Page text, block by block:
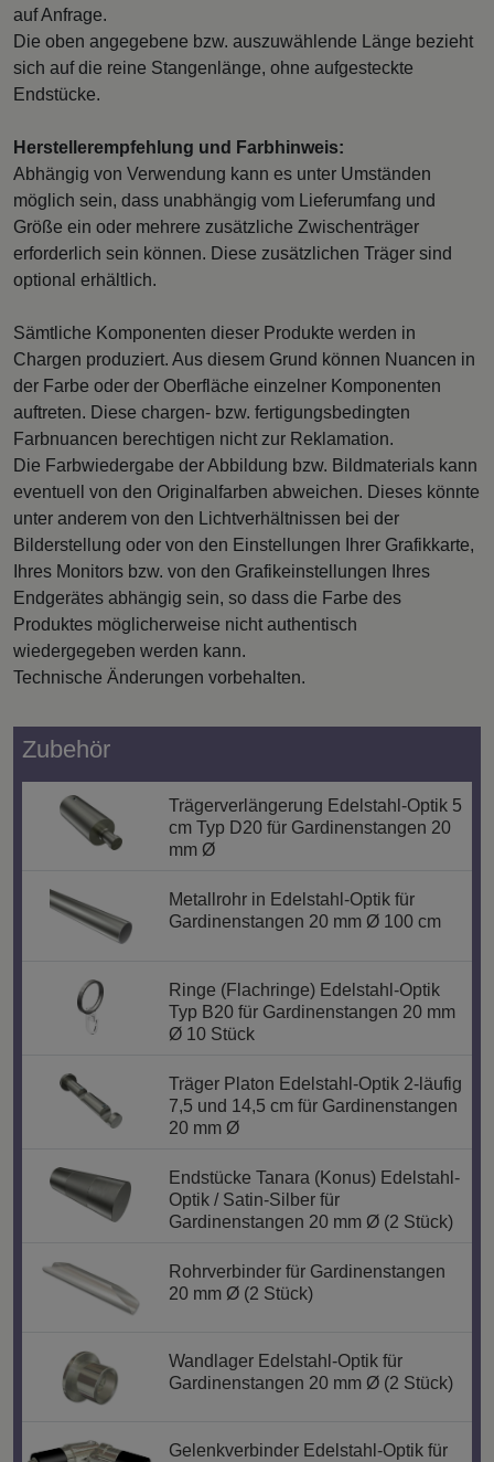
auf Anfrage.
Die oben angegebene bzw. auszuwählende Länge bezieht
sich auf die reine Stangenlänge, ohne aufgesteckte
Endstücke.
Herstellerempfehlung und Farbhinweis:
Abhängig von Verwendung kann es unter Umständen
möglich sein, dass unabhängig vom Lieferumfang und
Größe ein oder mehrere zusätzliche Zwischenträger
erforderlich sein können. Diese zusätzlichen Träger sind
optional erhältlich.
Sämtliche Komponenten dieser Produkte werden in
Chargen produziert. Aus diesem Grund können Nuancen in
der Farbe oder der Oberfläche einzelner Komponenten
auftreten. Diese chargen- bzw. fertigungsbedingten
Farbnuancen berechtigen nicht zur Reklamation.
Die Farbwiedergabe der Abbildung bzw. Bildmaterials kann
eventuell von den Originalfarben abweichen. Dieses könnte
unter anderem von den Lichtverhältnissen bei der
Bilderstellung oder von den Einstellungen Ihrer Grafikkarte,
Ihres Monitors bzw. von den Grafikeinstellungen Ihres
Endgerätes abhängig sein, so dass die Farbe des
Produktes möglicherweise nicht authentisch
wiedergegeben werden kann.
Technische Änderungen vorbehalten.
Zubehör
Trägerverlängerung Edelstahl-Optik 5
cm Typ D20 für Gardinenstangen 20
mm Ø
Metallrohr in Edelstahl-Optik für
Gardinenstangen 20 mm Ø 100 cm
Ringe (Flachringe) Edelstahl-Optik
Typ B20 für Gardinenstangen 20 mm
Ø 10 Stück
Träger Platon Edelstahl-Optik 2-läufig
7,5 und 14,5 cm für Gardinenstangen
20 mm Ø
Endstücke Tanara (Konus) Edelstahl-
Optik / Satin-Silber für
Gardinenstangen 20 mm Ø (2 Stück)
Rohrverbinder für Gardinenstangen
20 mm Ø (2 Stück)
Wandlager Edelstahl-Optik für
Gardinenstangen 20 mm Ø (2 Stück)
Gelenkverbinder Edelstahl-Optik für